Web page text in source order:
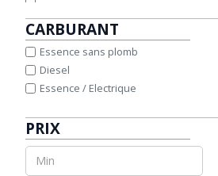
IVECO
JAGUAR
JEEP
KIA
LAND ROVER
MAZDA
MERCEDES-BENZ
MINI
A1 SPORTBACK
A3
A3 BERLINE BUSINESS
A3 SPORTBACK
A4 AVANT
A4 CABRIOLET
A5
CARBURANT
Essence sans plomb
Diesel
Essence / Electrique
PRIX